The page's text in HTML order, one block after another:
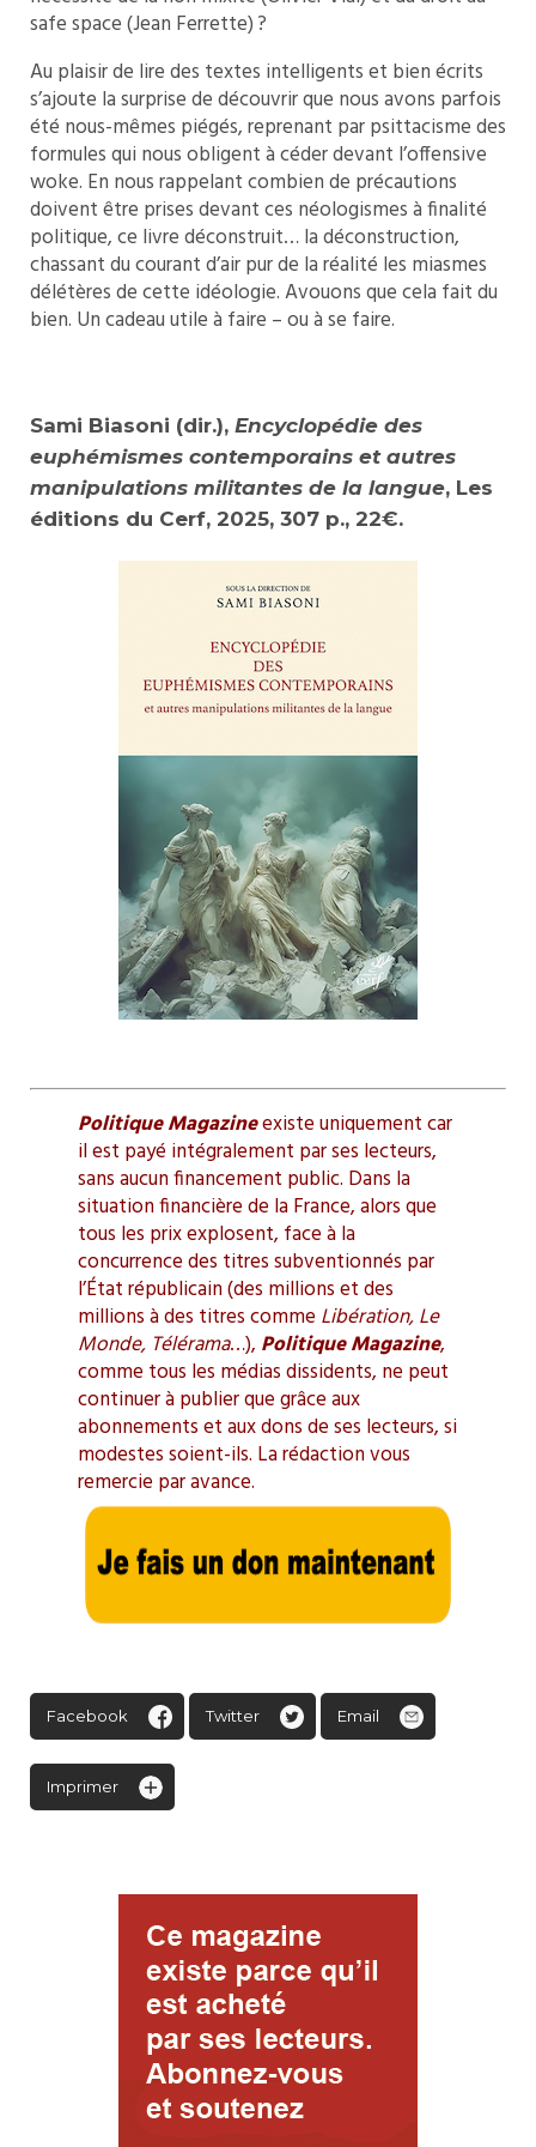
safe space (Jean Ferrette) ?
Au plaisir de lire des textes intelligents et bien écrits
s’ajoute la surprise de découvrir que nous avons parfois
été nous-mêmes piégés, reprenant par psittacisme des
formules qui nous obligent à céder devant l’offensive
woke. En nous rappelant combien de précautions
doivent être prises devant ces néologismes à finalité
politique, ce livre déconstruit… la déconstruction,
chassant du courant d’air pur de la réalité les miasmes
délétères de cette idéologie. Avouons que cela fait du
bien. Un cadeau utile à faire – ou à se faire.
Sami Biasoni (dir.), Encyclopédie des
euphémismes contemporains et autres
manipulations militantes de la langue, Les
éditions du Cerf, 2025, 307 p., 22€.
Politique Magazineexiste uniquement car
il est payé intégralement par ses lecteurs,
sans aucun financement public. Dans la
situation financière de la France, alors que
tous les prix explosent, face à la
concurrence des titres subventionnés par
l’État républicain (des millions et des
millions à des titres comme Libération, Le
Monde, Télérama…), Politique Magazine,
comme tous les médias dissidents, ne peut
continuer à publier que grâce aux
abonnements et aux dons de ses lecteurs, si
modestes soient-ils. La rédaction vous
remercie par avance.
Facebook Twitter Email
Imprimer